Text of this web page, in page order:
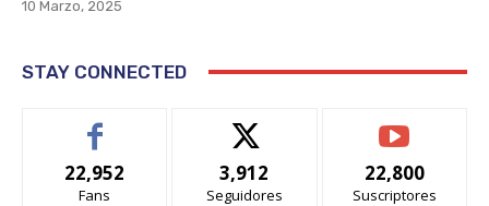
10 Marzo, 2025
STAY CONNECTED
22,952
Fans
3,912
Seguidores
22,800
Suscriptores